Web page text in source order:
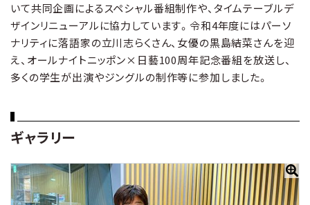
いて共同企画によるスペシャル番組制作や、タイムテーブルデ
ザインリニューアルに協力しています。令和4年度にはパーソ
ナリティに落語家の立川志らくさん、女優の黒島結菜さんを迎
え、オールナイトニッポン×日藝100周年記念番組を放送し、
多くの学生が出演やジングルの制作等に参加しました。
ギャラリー